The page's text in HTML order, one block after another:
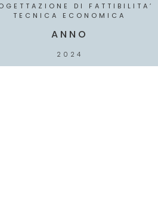
DI FATTIBILITA’
TECNICA ECONOMICA
ANNO
2024